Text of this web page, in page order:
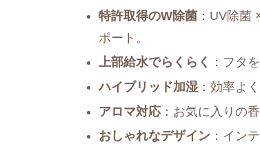
特許取得のW除菌：UV除菌
ポート。
上部給水でらくらく
：フタ
ハイブリッド加湿：効率よ
アロマ対応：お気に入りの
おしゃれなデザイン：イン